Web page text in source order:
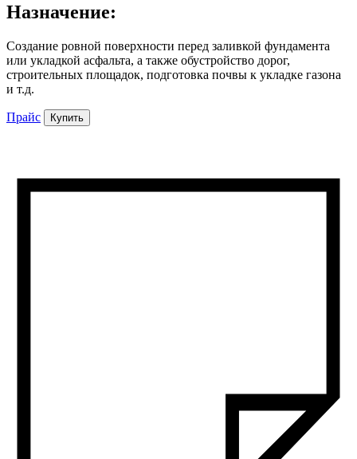
Назначение:
Создание ровной поверхности перед заливкой фундамента
или укладкой асфальта, а также обустройство дорог,
строительных площадок, подготовка почвы к укладке газона
и т.д.
Прайс Купить